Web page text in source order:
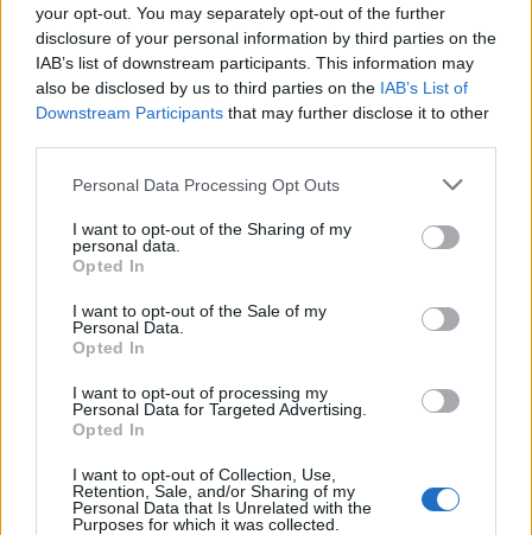
your opt-out. You may separately opt-out of the further
disclosure of your personal information by third parties on the
IAB’s list of downstream participants. This information may
also be disclosed by us to third parties on the IAB’s List of
Downstream Participants that may further disclose it to other
Personal Data Processing Opt Outs
I want to opt-out of the Sharing of my
personal data.
Opted In
I want to opt-out of the Sale of my
Personal Data.
Opted In
I want to opt-out of processing my
Personal Data for Targeted Advertising.
Opted In
I want to opt-out of Collection, Use,
Retention, Sale, and/or Sharing of my
Personal Data that Is Unrelated with the
Purposes for which it was collected.
Rissa Lukaku-Ibrahimovic, la ricostruzione
Nel derby ieri sera tra Inter e Milan è andata in
scena un'autentica rissa tra Lukaku e
ha fatto andare su tutte le furie il belga, apparso
fuori di sé? Ibrahimovic avrebbe invitato
l'avversario, dopo il fallo subìto, a "
fare un
po' di quella tua me**a voodoo
".
Immediata la reazione di Lukaku, che avrebbe
preso quanto detto dal giocatore rossonero